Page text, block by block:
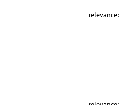
relevance: